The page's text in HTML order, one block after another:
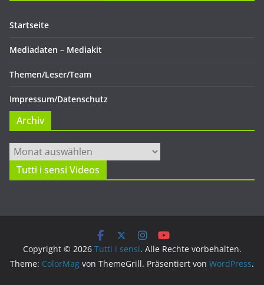
Startseite
Mediadaten – Mediakit
Themen/Leser/Team
Impressum/Datenschutz
Archiv
Archiv
Tutti i sensi Videos
Copyright © 2026 Tutti i sensi. Alle Rechte vorbehalten.
Theme: ColorMag von ThemeGrill. Präsentiert von WordPress.